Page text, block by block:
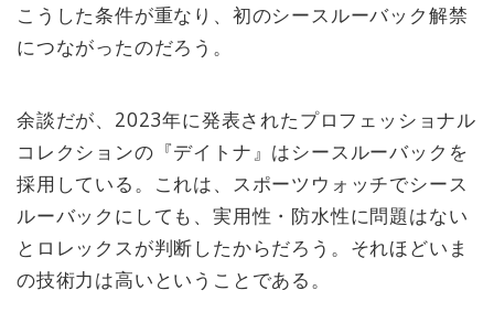
こうした条件が重なり、初のシースルーバック解禁
につながったのだろう。
余談だが、2023年に発表されたプロフェッショナル
コレクションの『デイトナ』はシースルーバックを
採用している。これは、スポーツウォッチでシース
ルーバックにしても、実用性・防水性に問題はない
とロレックスが判断したからだろう。それほどいま
の技術力は高いということである。